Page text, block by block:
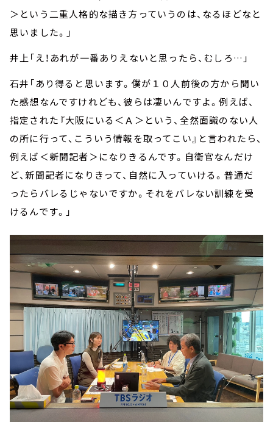
＞という二重人格的な描き方っていうのは、なるほどなと
思いました。」
井上「え！あれが一番ありえないと思ったら、むしろ…」
石井「あり得ると思います。僕が１０人前後の方から聞い
た感想なんですけれども、彼らは凄いんですよ。例えば、
指定された『大阪にいる＜Ａ＞という、全然面識のない人
の所に行って、こういう情報を取ってこい』と言われたら、
例えば＜新聞記者＞になりきるんです。自衛官なんだけ
ど、新聞記者になりきって、自然に入っていける。普通だ
ったらバレるじゃないですか。それをバレない訓練を受
けるんです。」